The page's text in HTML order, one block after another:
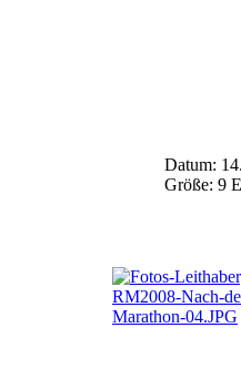
Datum:
Größe: 9